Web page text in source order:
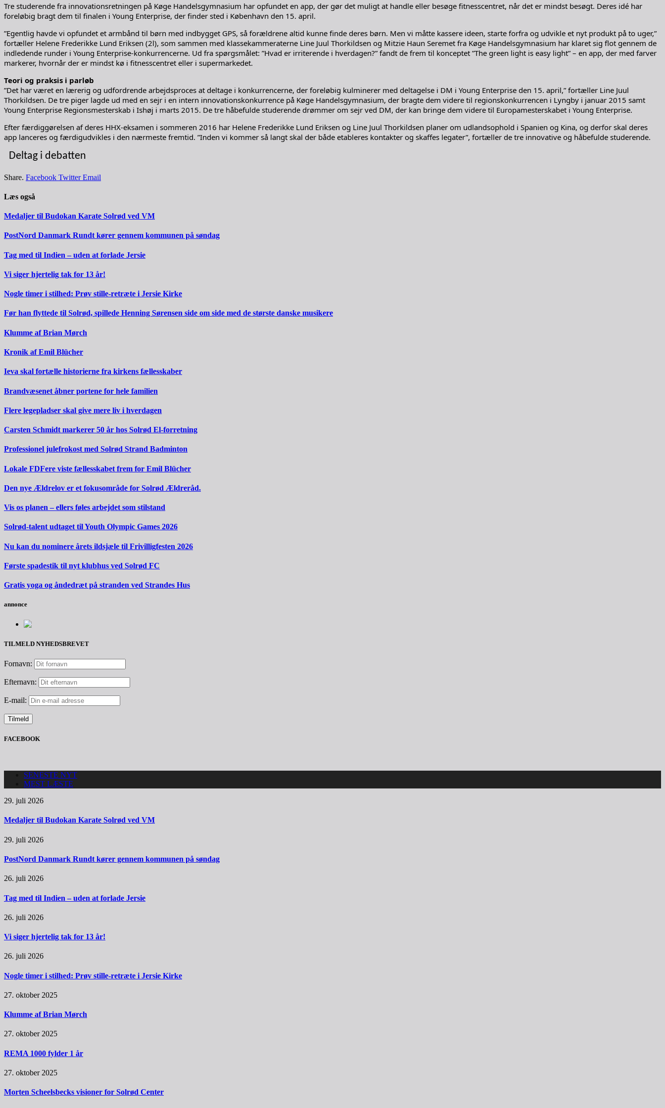
Tre studerende fra innovationsretningen på Køge Handelsgymnasium har opfundet en app, der gør det muligt at handle eller besøge fitnesscentret, når det er mindst besøgt. Deres idé har
foreløbig bragt dem til finalen i Young Enterprise, der finder sted i København den 15. april.
”Egentlig havde vi opfundet et armbånd til børn med indbygget GPS, så forældrene altid kunne finde deres børn. Men vi måtte kassere ideen, starte forfra og udvikle et nyt produkt på to uger,”
fortæller Helene Frederikke Lund Eriksen (2l), som sammen med klassekammeraterne Line Juul Thorkildsen og Mitzie Haun Seremet fra Køge Handelsgymnasium har klaret sig flot gennem de
indledende runder i Young Enterprise-konkurrencerne. Ud fra spørgsmålet: ”Hvad er irriterende i hverdagen?” fandt de frem til konceptet ”The green light is easy light” – en app, der med farver
markerer, hvornår der er mindst kø i fitnesscentret eller i supermarkedet.
Teori og praksis i parløb
”Det har været en lærerig og udfordrende arbejdsproces at deltage i konkurrencerne, der foreløbig kulminerer med deltagelse i DM i Young Enterprise den 15. april,” fortæller Line Juul
Thorkildsen. De tre piger lagde ud med en sejr i en intern innovationskonkurrence på Køge Handelsgymnasium, der bragte dem videre til regionskonkurrencen i Lyngby i januar 2015 samt
Young Enterprise Regionsmesterskab i Ishøj i marts 2015. De tre håbefulde studerende drømmer om sejr ved DM, der kan bringe dem videre til Europamesterskabet i Young Enterprise.
Efter færdiggørelsen af deres HHX-eksamen i sommeren 2016 har Helene Frederikke Lund Eriksen og Line Juul Thorkildsen planer om udlandsophold i Spanien og Kina, og derfor skal deres
app lanceres og færdigudvikles i den nærmeste fremtid. ”Inden vi kommer så langt skal der både etableres kontakter og skaffes legater”, fortæller de tre innovative og håbefulde studerende.
Deltag i debatten
Share. Facebook Twitter Email
Læs også
Medaljer til Budokan Karate Solrød ved VM
PostNord Danmark Rundt kører gennem kommunen på søndag
Tag med til Indien – uden at forlade Jersie
Vi siger hjertelig tak for 13 år!
Nogle timer i stilhed: Prøv stille-retræte i Jersie Kirke
Før han flyttede til Solrød, spillede Henning Sørensen side om side med de største danske musikere
Klumme af Brian Mørch
Kronik af Emil Blücher
Ieva skal fortælle historierne fra kirkens fællesskaber
Brandvæsenet åbner portene for hele familien
Flere legepladser skal give mere liv i hverdagen
Carsten Schmidt markerer 50 år hos Solrød El-forretning
Professionel julefrokost med Solrød Strand Badminton
Lokale FDFere viste fællesskabet frem for Emil Blücher
Den nye Ældrelov er et fokusområde for Solrød Ældreråd.
Vis os planen – ellers føles arbejdet som stilstand
Solrød-talent udtaget til Youth Olympic Games 2026
Nu kan du nominere årets ildsjæle til Frivilligfesten 2026
Første spadestik til nyt klubhus ved Solrød FC
Gratis yoga og åndedræt på stranden ved Strandes Hus
annonce
TILMELD NYHEDSBREVET
Fornavn:
Efternavn:
E-mail:
FACEBOOK
SENESTE NYT
MEST LÆSTE
29. juli 2026
Medaljer til Budokan Karate Solrød ved VM
29. juli 2026
PostNord Danmark Rundt kører gennem kommunen på søndag
26. juli 2026
Tag med til Indien – uden at forlade Jersie
26. juli 2026
Vi siger hjertelig tak for 13 år!
26. juli 2026
Nogle timer i stilhed: Prøv stille-retræte i Jersie Kirke
27. oktober 2025
Klumme af Brian Mørch
27. oktober 2025
REMA 1000 fylder 1 år
27. oktober 2025
Morten Scheelsbecks visioner for Solrød Center